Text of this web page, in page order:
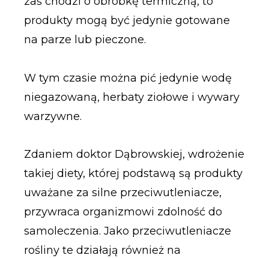
produkty mogą być jedynie gotowane
na parze lub pieczone.
W tym czasie można pić jedynie wodę
niegazowaną, herbaty ziołowe i wywary
warzywne.
Zdaniem doktor Dąbrowskiej, wdrożenie
takiej diety, której podstawą są produkty
uważane za silne przeciwutleniacze,
przywraca organizmowi zdolność do
samoleczenia. Jako przeciwutleniacze
rośliny te działają również na